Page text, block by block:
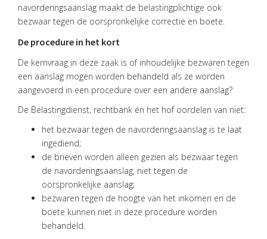
ONS
VACATURES
CONTACT
navorderingsaanslag maakt de belastingplichtige ook
bezwaar tegen de oorspronkelijke correctie en boete.
De procedure in het kort
De kernvraag in deze zaak is of inhoudelijke bezwaren tegen
een aanslag mogen worden behandeld als ze worden
aangevoerd in een procedure over een andere aanslag?
De Belastingdienst, rechtbank én het hof oordelen van niet:
het bezwaar tegen de navorderingsaanslag is te laat
ingediend;
de brieven worden alleen gezien als bezwaar tegen
de navorderingsaanslag, niet tegen de
oorspronkelijke aanslag;
bezwaren tegen de hoogte van het inkomen en de
boete kunnen niet in deze procedure worden
behandeld.